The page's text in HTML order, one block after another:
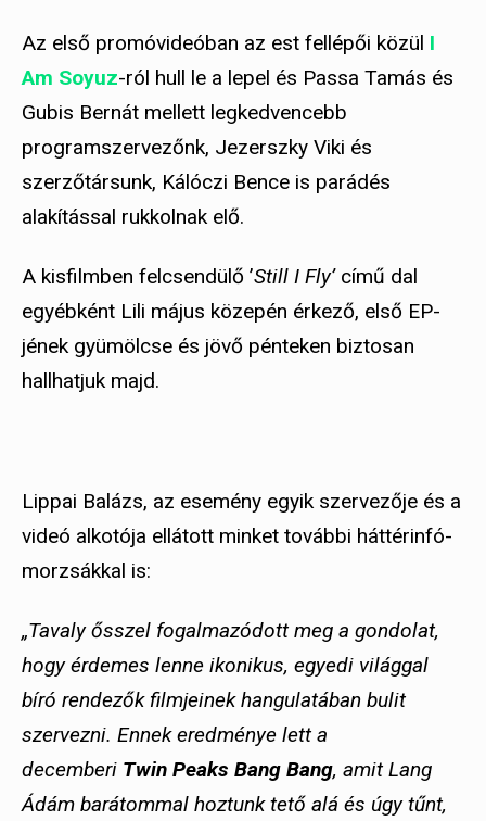
Az első promóvideóban az est fellépői közül I
Am Soyuz-ról hull le a lepel és Passa Tamás és
Gubis Bernát mellett legkedvencebb
programszervezőnk, Jezerszky Viki és
szerzőtársunk, Kálóczi Bence is parádés
alakítással rukkolnak elő.
A kisfilmben felcsendülő ’Still I Fly’című dal
egyébként Lili május közepén érkező, első EP-
jének gyümölcse és jövő pénteken biztosan
hallhatjuk majd.
Lippai Balázs, az esemény egyik szervezője és a
videó alkotója ellátott minket további háttérinfó-
morzsákkal is:
„Tavaly ősszel fogalmazódott meg a gondolat,
hogy érdemes lenne ikonikus, egyedi világgal
bíró rendezők filmjeinek hangulatában bulit
szervezni. Ennek eredménye lett a
decemberi Twin Peaks Bang Bang, amit Lang
Ádám barátommal hoztunk tető alá és úgy tűnt,